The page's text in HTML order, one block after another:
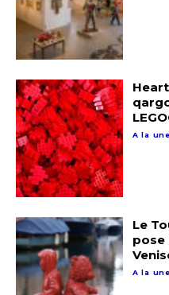
J'accepte lestermes et
* Champ obligatoire
Prénom
Statut / Organisation
J'accepte lestermes et
A la une
Le
pose
A la une